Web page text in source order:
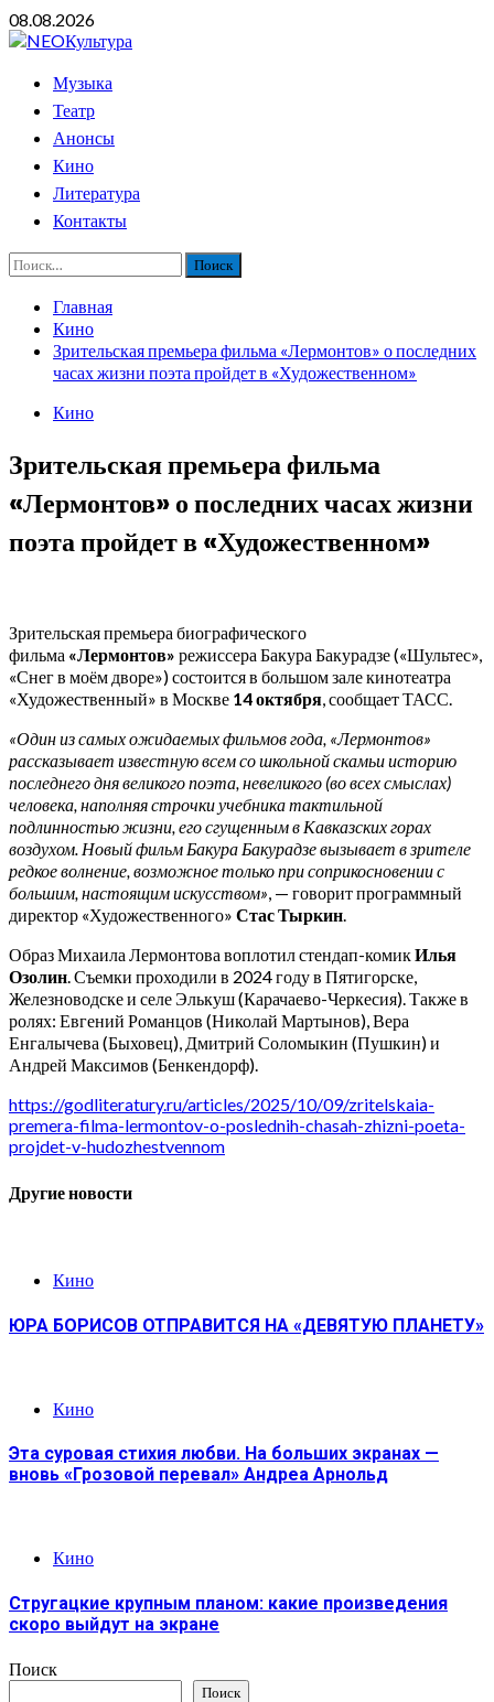
Перейти
к
08.08.2026
ОсновноеМузыка
Театр
Анонсы
Кино
Литература
Контакты
Найти:
Главная
Кино
Зрительская премьера фильма «Лермонтов» о последних
часах жизни поэта пройдет в «Художественном»
Кино
Зрительская премьера фильма
«Лермонтов» о последних часах жизни
поэта пройдет в «Художественном»
Зрительская премьера биографического
фильма «Лермонтов» режиссера Бакура Бакурадзе («Шультес»,
«Снег в моём дворе») состоится в большом зале кинотеатра
«Художественный» в Москве 14 октября, сообщает ТАСС.
«Один из самых ожидаемых фильмов года, «Лермонтов»
рассказывает известную всем со школьной скамьи историю
последнего дня великого поэта, невеликого (во всех смыслах)
человека, наполняя строчки учебника тактильной
подлинностью жизни, его сгущенным в Кавказских горах
воздухом. Новый фильм Бакура Бакурадзе вызывает в зрителе
редкое волнение, возможное только при соприкосновении с
большим, настоящим искусством», — говорит программный
директор «Художественного» Стас Тыркин.
Образ Михаила Лермонтова воплотил стендап-комикИлья
Озолин. Съемки проходили в 2024 году в Пятигорске,
Железноводске и селе Элькуш (Карачаево-Черкесия). Также в
ролях: Евгений Романцов (Николай Мартынов), Вера
Енгалычева (Быховец), Дмитрий Соломыкин (Пушкин) и
Андрей Максимов (Бенкендорф).
https://godliteratury.ru/articles/2025/10/09/zritelskaia-
premera-filma-lermontov-o-poslednih-chasah-zhizni-poeta-
projdet-v-hudozhestvennom
Другие новости
Кино
ЮРА БОРИСОВ ОТПРАВИТСЯ НА «ДЕВЯТУЮ ПЛАНЕТУ»
Кино
Эта суровая стихия любви. На больших экранах —
вновь «Грозовой перевал» Андреа Арнольд
Кино
Стругацкие крупным планом: какие произведения
скоро выйдут на экране
Поиск
Поиск